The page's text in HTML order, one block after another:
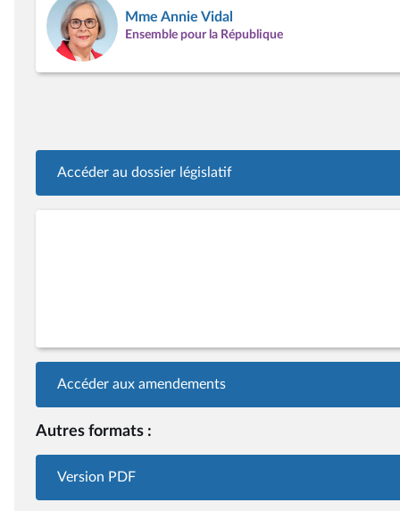
Mme Annie Vidal
Ensemble pour la République
Accéder au dossier législatif
Accéder aux amendements
Autres formats :
Version PDF